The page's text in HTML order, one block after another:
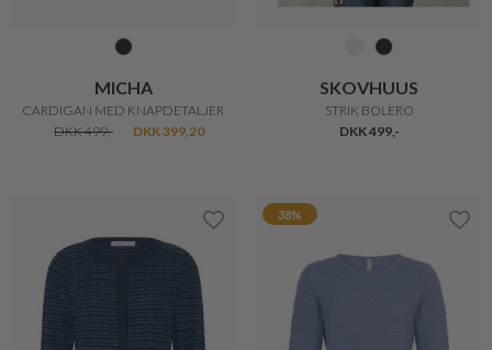
MANSTED
NATALIA SPORTY STRIK
DKK 699,-
DKK 349,50
MANSTED
ADELE FEMININ STRIK
DKK 799,-
DKK 639,20